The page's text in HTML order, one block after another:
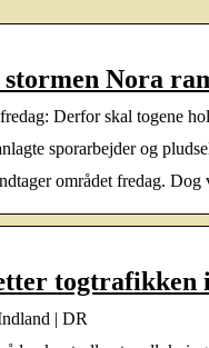
stormen Nora
Derfor skal togene
sporarbejder og
området fredag. Dog
togtrafikken
| DR